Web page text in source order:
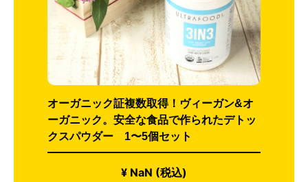
オーガニック証複数取得！ヴィーガン&オ
ーガニック。安全な食品で作られたデトッ
クスパウダー 1〜5個セット
¥ NaN (税込)